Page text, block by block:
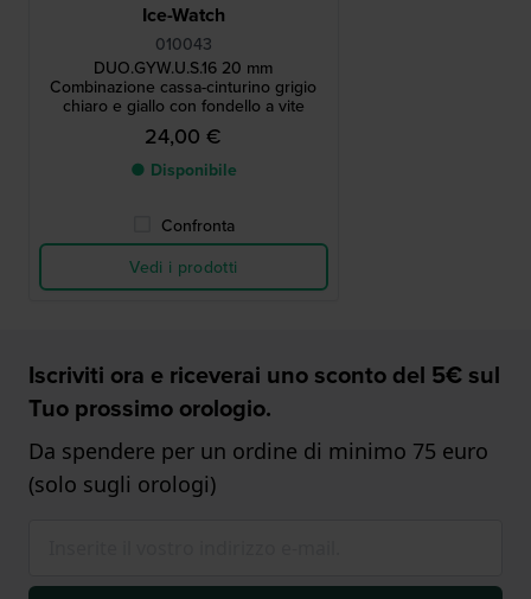
Ice-Watch
010043
DUO.GYW.U.S.16 20 mm
Combinazione cassa-cinturino grigio
chiaro e giallo con fondello a vite
24,00 €
● Disponibile
Confronta
Vedi i prodotti
Iscriviti ora e riceverai uno sconto del 5€ sul
Tuo prossimo orologio.
Da spendere per un ordine di minimo 75 euro
(solo sugli orologi)